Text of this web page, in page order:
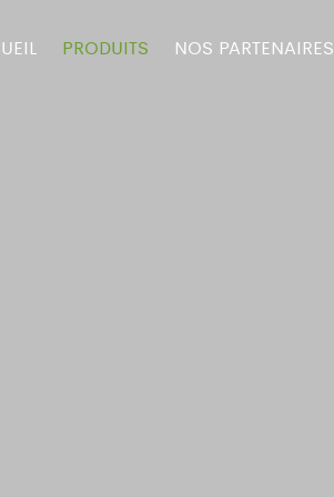
PRODUITS NOS PARTENAIRES